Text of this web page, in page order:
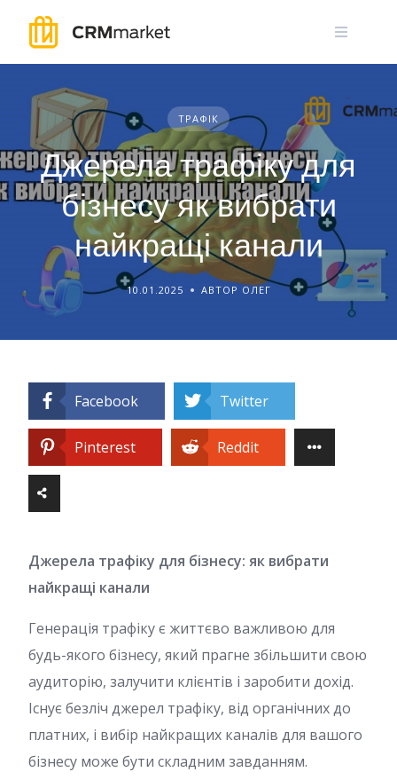
content
ТРАФІК
Джерела трафіку для
бізнесу як вибрати
найкращі канали
10.01.2025 АВТОР ОЛЕГ
Facebook Twitter
Pinterest Reddit
Джерела трафіку для бізнесу: як вибрати
найкращі канали
Генерація трафіку є життєво важливою для
будь-якого бізнесу, який прагне збільшити свою
аудиторію, залучити клієнтів і заробити дохід.
Існує безліч джерел трафіку, від органічних до
платних, і вибір найкращих каналів для вашого
бізнесу може бути складним завданням.